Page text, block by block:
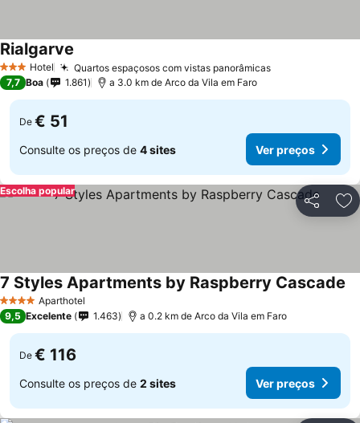
3 EstrelasHotel Quartos espaçosos com vistas panorâmicas
Rialgarve
7,7 Boa 1.861 a 3.0 km de Arco da Vila em Faro
De € 51
Consulte os preços de 4 sites Ver preços
Partilhar
Escolha popular
4 EstrelasAparthotel
7 Styles Apartments by Raspberry Cascade
9,5 Excelente 1.463 a 0.2 km de Arco da Vila em Faro
De € 116
Consulte os preços de 2 sites Ver preços